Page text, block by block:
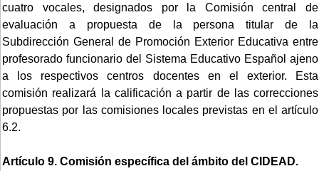
cuatro vocales, designados por la Comisión central de
evaluación a propuesta de la persona titular de la
Subdirección General de Promoción Exterior Educativa entre
profesorado funcionario del Sistema Educativo Español ajeno
a los respectivos centros docentes en el exterior. Esta
comisión realizará la calificación a partir de las correcciones
propuestas por las comisiones locales previstas en el artículo
6.2.
Artículo 9. Comisión específica del ámbito del CIDEAD.